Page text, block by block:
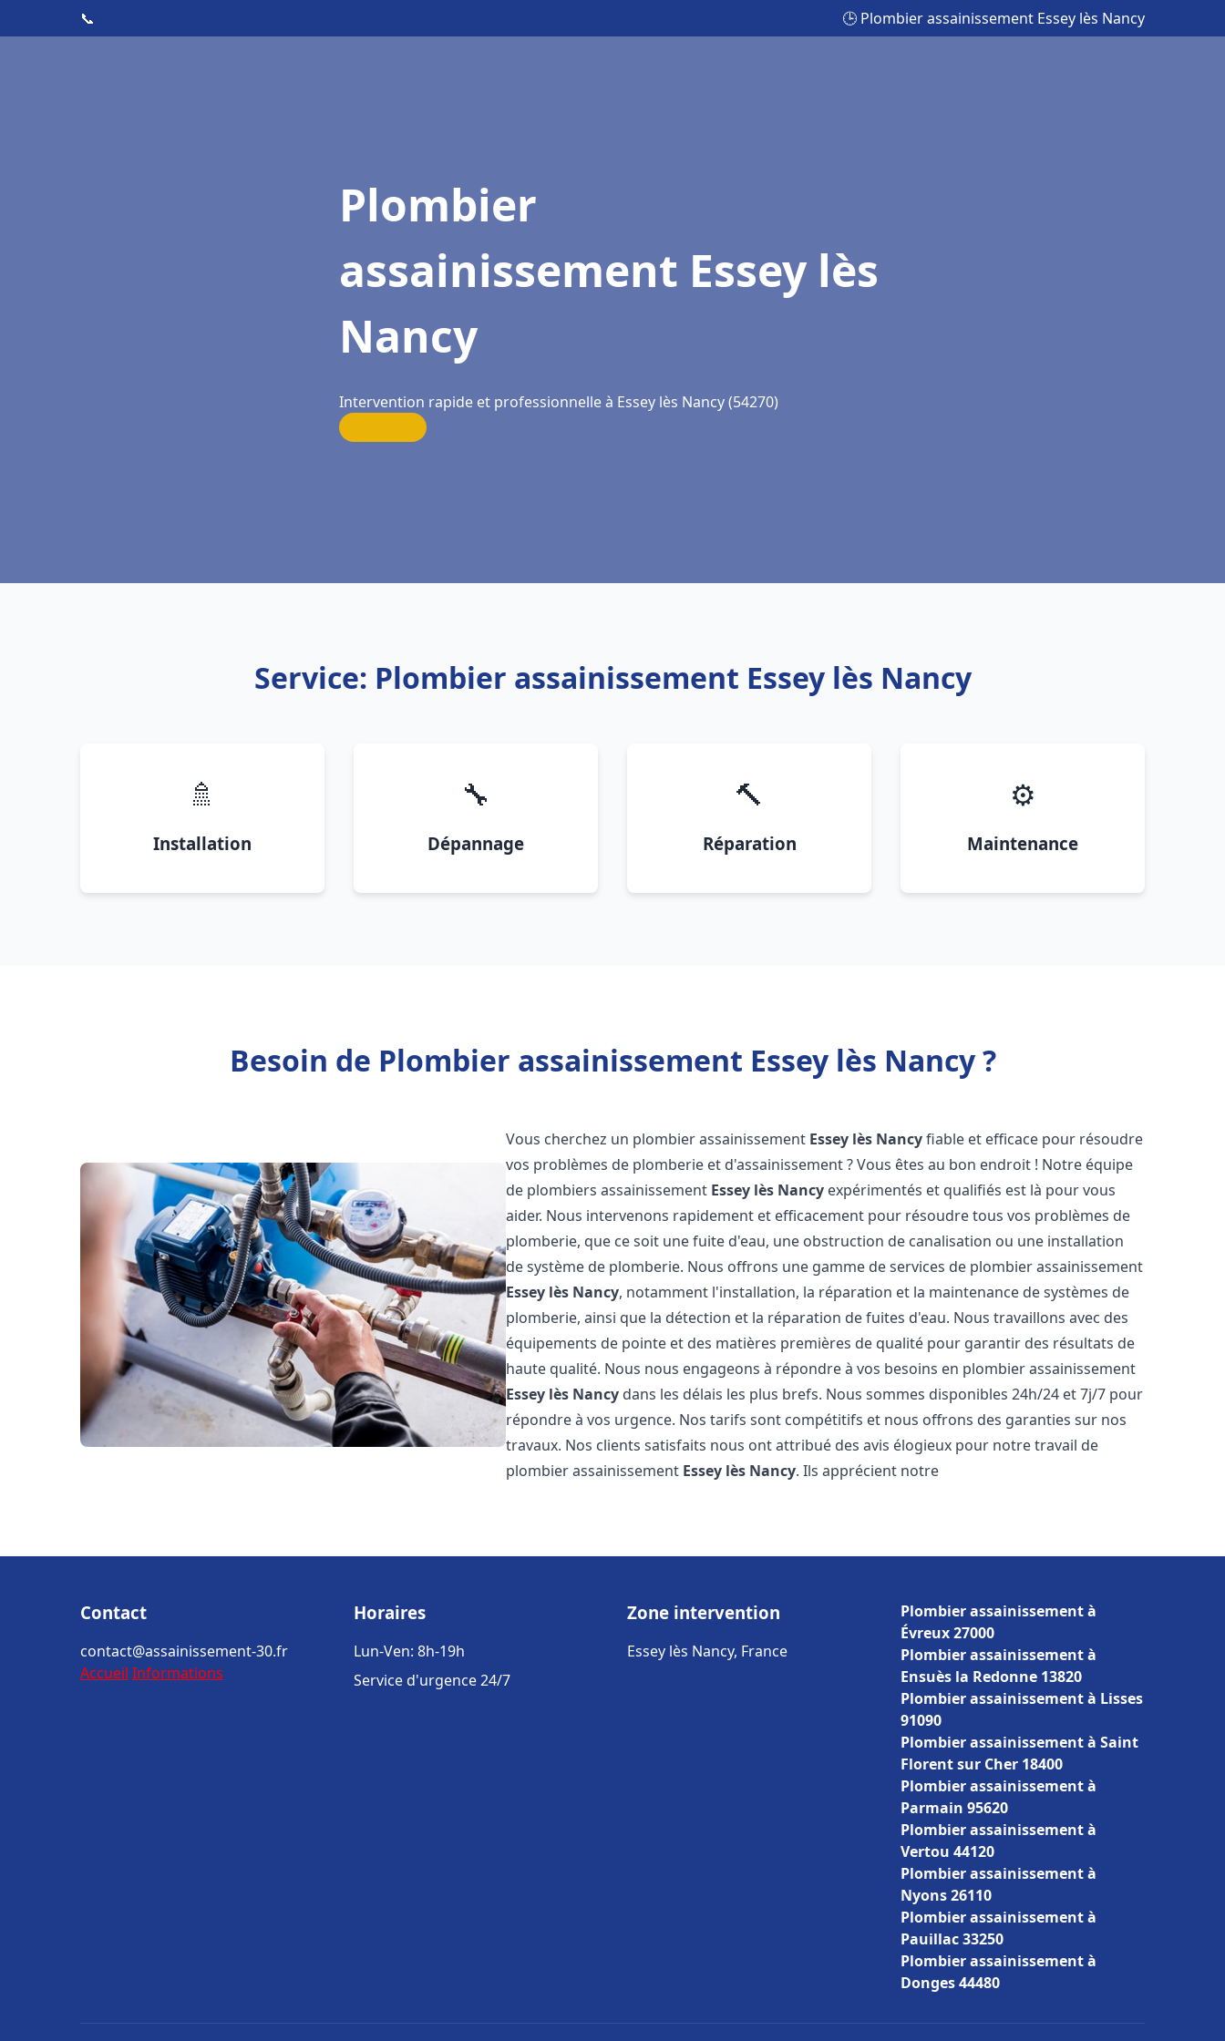
📞 🕒 Plombier assainissement Essey lès Nancy
Plombier
assainissement Essey lès
Nancy
Intervention rapide et professionnelle à Essey lès Nancy (54270)
Service: Plombier assainissement Essey lès Nancy
🚿
Installation
🔧
Dépannage
🔨
Réparation
⚙️
Maintenance
Besoin de Plombier assainissement Essey lès Nancy ?
Vous cherchez un plombier assainissement Essey lès Nancyfiable et efficace pour résoudre
vos problèmes de plomberie et d'assainissement ? Vous êtes au bon endroit ! Notre équipe
de plombiers assainissement Essey lès Nancy expérimentés et qualifiés est là pour vous
aider. Nous intervenons rapidement et efficacement pour résoudre tous vos problèmes de
plomberie, que ce soit une fuite d'eau, une obstruction de canalisation ou une installation
de système de plomberie. Nous offrons une gamme de services de plombier assainissement
Essey lès Nancy, notamment l'installation, la réparation et la maintenance de systèmes de
plomberie, ainsi que la détection et la réparation de fuites d'eau. Nous travaillons avec des
équipements de pointe et des matières premières de qualité pour garantir des résultats de
haute qualité. Nous nous engageons à répondre à vos besoins en plombier assainissement
Essey lès Nancy dans les délais les plus brefs. Nous sommes disponibles 24h/24 et 7j/7 pour
répondre à vos urgence. Nos tarifs sont compétitifs et nous offrons des garanties sur nos
travaux. Nos clients satisfaits nous ont attribué des avis élogieux pour notre travail de
plombier assainissement Essey lès Nancy. Ils apprécient notre
Contact
contact@assainissement-30.fr
Accueil Informations
Horaires
Lun-Ven: 8h-19h
Service d'urgence 24/7
Zone intervention
Essey lès Nancy, France
Plombier assainissement à
Évreux 27000
Plombier assainissement à
Ensuès la Redonne 13820
Plombier assainissement à Lisses
91090
Plombier assainissement à Saint
Florent sur Cher 18400
Plombier assainissement à
Parmain 95620
Plombier assainissement à
Vertou 44120
Plombier assainissement à
Nyons 26110
Plombier assainissement à
Pauillac 33250
Plombier assainissement à
Donges 44480